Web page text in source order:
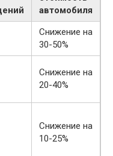
автомобиля
Снижение на
30-50%
Снижение на
20-40%
Снижение на
10-25%